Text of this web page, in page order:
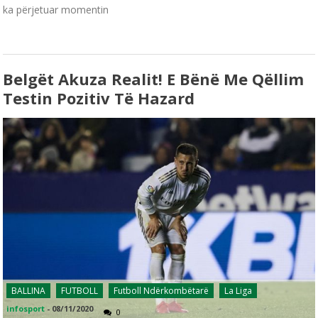
ka përjetuar momentin
Belgët Akuza Realit! E Bënë Me Qëllim
Testin Pozitiv Të Hazard
BALLINA FUTBOLL Futboll Ndërkombëtarë La Liga
infosport - 08/11/2020 0